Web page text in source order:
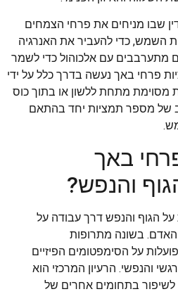
שבו מניחים את פרחי הצמחים
השמש, כדי להעביר את האנרגיה
מתערבבים עם אלכוהול כדי לשמר
פרחי באך נעשה בדרך כלל על ידי
מתחת ללשון או בתוך כוס
של מספר תמציות יחד בהתאם
באך
והנפש?
הגוף והנפש דרך עבודה על
האדם. בשונה מתרופות
פועלות על הסימפטומים הפיזיים
והנפשי. הרעיון המרכזי הוא
לשיפור בתחומים אחרים של